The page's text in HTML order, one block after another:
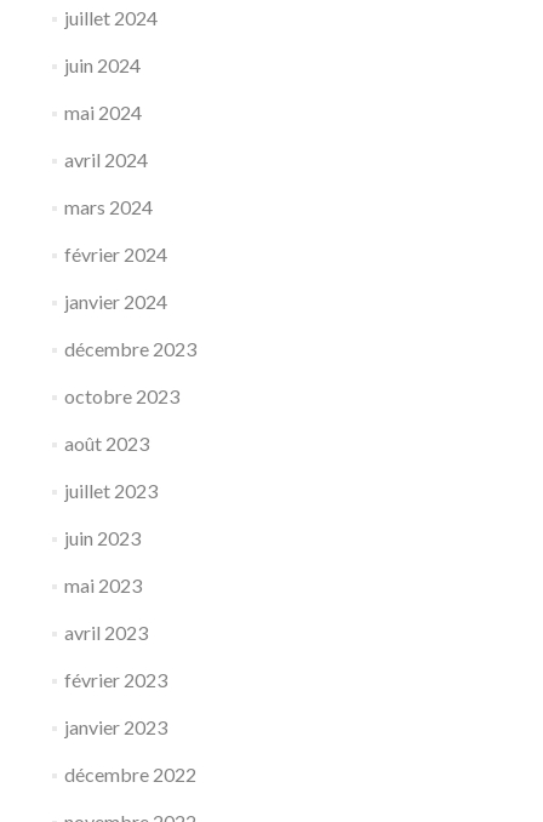
juillet 2024
juin 2024
mai 2024
avril 2024
mars 2024
février 2024
janvier 2024
décembre 2023
octobre 2023
août 2023
juillet 2023
juin 2023
mai 2023
avril 2023
février 2023
janvier 2023
décembre 2022